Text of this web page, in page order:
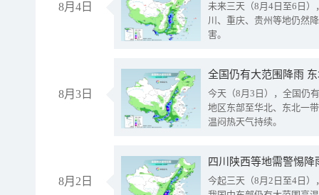
8月4日
未来三天（8月4日至6日
川、重庆、贵州等地仍然
害。
8月3日
全国仍有大范围降雨
今天（8月3日），全国仍
地区东部至华北、东北一
温闷热天气持续。
8月2日
今起三天（8月2日至4日